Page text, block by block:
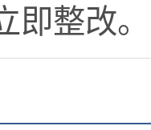
即整改。